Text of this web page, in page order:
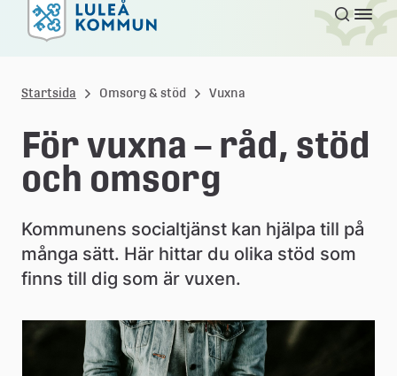
Gå till innehållet
u
l
e
å
k
o
m
m
Startsida Omsorg & stöd Vuxna
För vuxna – råd, stöd
och omsorg
Kommunens socialtjänst kan hjälpa till på
många sätt. Här hittar du olika stöd som
finns till dig som är vuxen.